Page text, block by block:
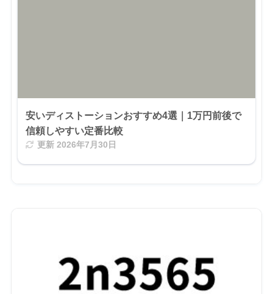
安いディストーションおすすめ4選｜1万円前後で
信頼しやすい定番比較
更新2026年7月30日